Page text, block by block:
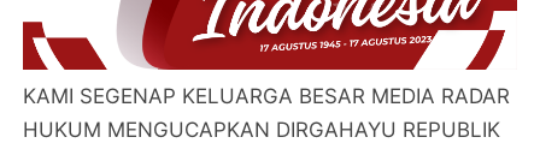
KAMI SEGENAP KELUARGA BESAR MEDIA RADAR
HUKUM MENGUCAPKAN DIRGAHAYU REPUBLIK